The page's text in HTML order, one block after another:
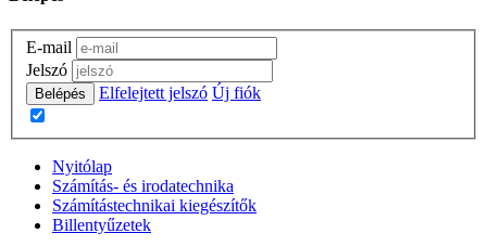
E-mail
Jelszó
Belépés Elfelejtett jelszó Új fiók
Nyitólap
Számítás- és irodatechnika
Számítástechnikai kiegészítők
Billentyűzetek